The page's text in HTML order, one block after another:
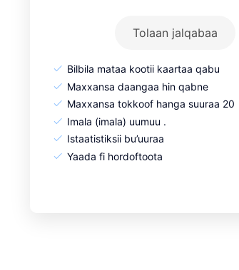
Tolaan jalqabaa
Bilbila mataa kootii kaartaa qabu
Maxxansa daangaa hin qabne
Maxxansa tokkoof hanga suuraa 20
Imala (imala) uumuu .
Istaatistiksii bu’uuraa
Yaada fi hordoftoota